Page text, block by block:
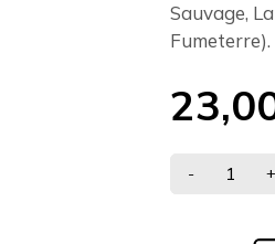
Sauvage,
Fumeterre).
- +